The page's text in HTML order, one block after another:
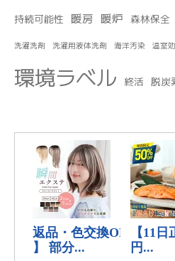
持続可能性 暖房 暖炉 森林保全
洗濯洗剤 洗濯用液体洗剤 海洋汚染 温室
環境ラベル 終活 脱炭